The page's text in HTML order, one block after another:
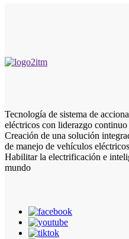
Tecnología de sistema de
eléctricos con liderazgo continuo
Creación de una solución
de manejo de vehículos eléctricos
Habilitar la electrificación e
mundo